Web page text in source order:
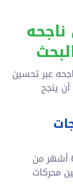
عبر تحسين
ينجح
بدأ المتجر بزيارات محدودة جدًا، وبعد 6 أشهر من
محركات